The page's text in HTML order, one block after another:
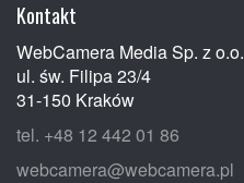
Kontakt
WebCamera Media Sp. z o.o.
ul. św. Filipa 23/4
31-150 Kraków
tel. +48 12 442 01 86
webcamera@webcamera.pl